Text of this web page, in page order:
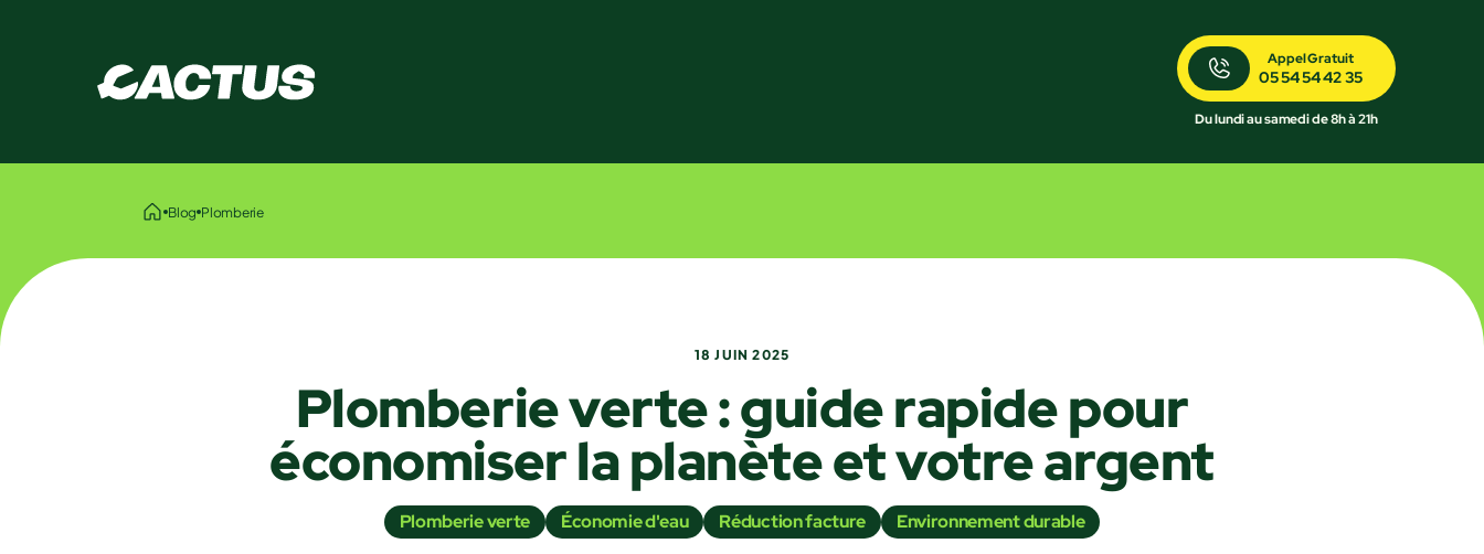
Appel Gratuit
05 54 54 42 35
Du lundi au samedi de 8h à 21h
Blog Plomberie
18 JUIN 2025
Plomberie verte : guide rapide pour
économiser la planète et votre argent
Plomberie verte Économie d'eau Réduction facture Environnement durable